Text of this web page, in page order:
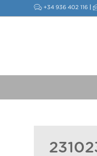
+34 936 402 116